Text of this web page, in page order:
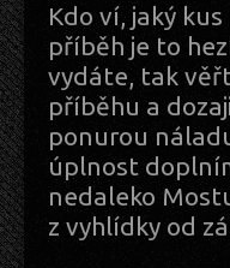
Kdo ví, jaký
příběh je to
vydáte, tak
příběhu a
ponurou
úplnost
nedaleko
z vyhlídky od